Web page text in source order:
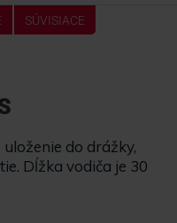
SÚVISIACE
uloženie do drážky,
Dĺžka vodiča je 30